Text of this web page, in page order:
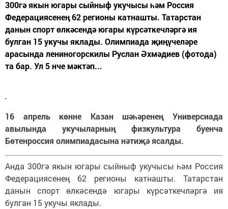
300гә якын югары сыйныф укучысы һәм Россия
Федерациясенең 62 регионы катнашты. Татарстан
данын спорт өлкәсендә югары күрсәткечләргә ия
булган 15 укучы яклады. Олимпиада җиңүчеләре
арасында лениногорскилы Руслан Әхмәдиев (фотода)
та бар. Ул 5 нче мәктәп...
16 апрель көнне Казан шәһәренең Универсиада
авылында укучыларның физкультура буенча
Бөтенроссия олимпиадасына нәтиҗә ясалды.
Анда 300гә якын югары сыйныф укучысы һәм Россия
Федерациясенең 62 регионы катнашты. Татарстан
данын спорт өлкәсендә югары күрсәткечләргә ия
булган 15 укучы яклады.